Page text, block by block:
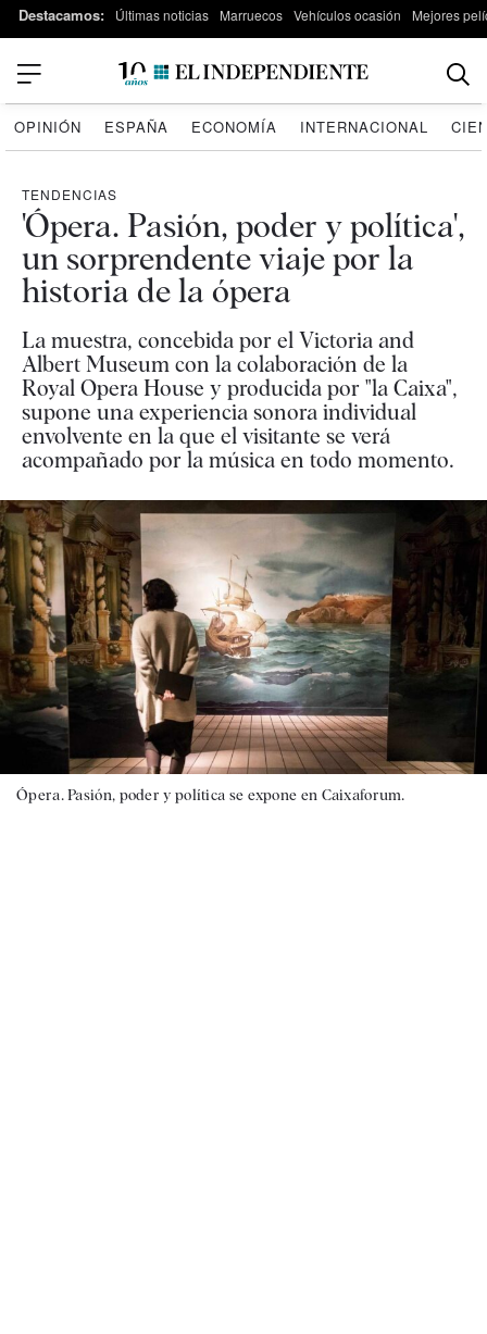
Destacamos: Últimas noticias Marruecos Vehículos ocasión Mejores
OPINIÓN ESPAÑA ECONOMÍA INTERNACIONAL
TENDENCIAS
'Ópera. Pasión, poder y política',
un sorprendente viaje por la
historia de la ópera
La muestra, concebida por el Victoria and
Albert Museum con la colaboración de la
Royal Opera House y producida por "la Caixa",
supone una experiencia sonora individual
envolvente en la que el visitante se verá
acompañado por la música en todo momento.
Ópera. Pasión, poder y política se expone en Caixaforum.